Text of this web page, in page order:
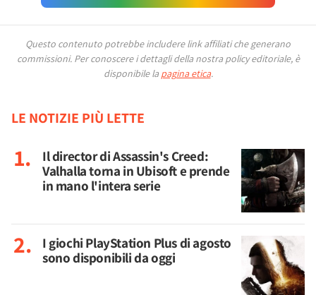
Questo contenuto potrebbe includere link affiliati che generano
commissioni. Per conoscere i dettagli della nostra policy editoriale, è
disponibile la pagina etica.
LE NOTIZIE PIÙ LETTE
Il director di Assassin's Creed:
Valhalla torna in Ubisoft e prende
in mano l'intera serie
I giochi PlayStation Plus di agosto
sono disponibili da oggi